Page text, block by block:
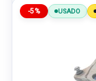
-5% USADO